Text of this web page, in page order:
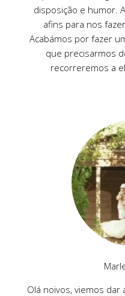
disposição e humor.
afins para nos
Acabámos por fazer
que precisarmos
recorreremos a
Olá noivos, viemos